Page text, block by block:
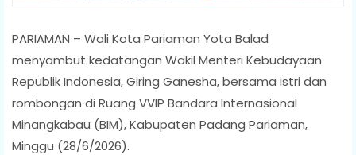
PARIAMAN – Wali Kota Pariaman Yota Balad
menyambut kedatangan Wakil Menteri Kebudayaan
Republik Indonesia, Giring Ganesha, bersama istri dan
rombongan di Ruang VVIP Bandara Internasional
Minangkabau (BIM), Kabupaten Padang Pariaman,
Minggu (28/6/2026).